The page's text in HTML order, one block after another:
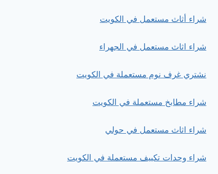
شراء أثاث مستعمل في الكويت
شراء اثاث مستعمل في الجهراء
نشتري غرف نوم مستعملة في الكويت
شراء مطابخ مستعملة في الكويت
شراء اثاث مستعمل في حولي
شراء وحدات تكييف مستعملة في الكويت